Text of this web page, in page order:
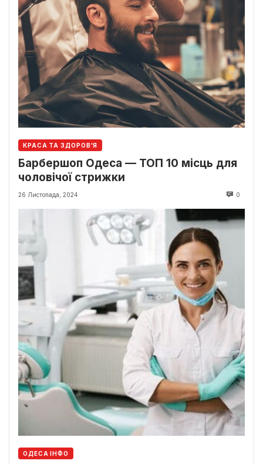
КРАСА ТА ЗДОРОВ'Я
Барбершоп Одеса — ТОП 10 місць для
чоловічої стрижки
26 Листопада, 2024 0
ОДЕСА ІНФО